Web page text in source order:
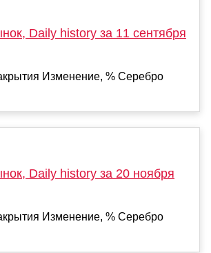
Daily history за 11 сентября
Изменение, % Серебро
Daily history за 20 ноября
Изменение, % Серебро